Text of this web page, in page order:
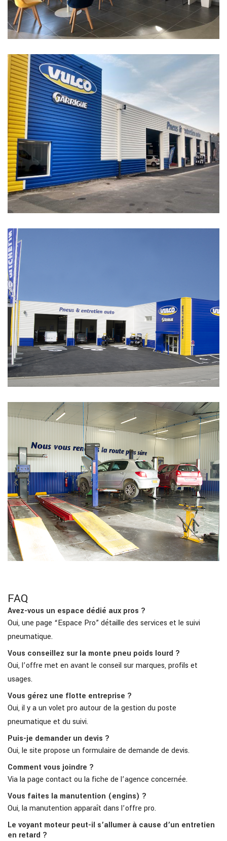
FAQ
Avez-vous un espace dédié aux pros ?
Oui, une page “Espace Pro” détaille des services et le suivi
pneumatique.
Vous conseillez sur la monte pneu poids lourd ?
Oui, l’offre met en avant le conseil sur marques, profils et
usages.
Vous gérez une flotte entreprise ?
Oui, il y a un volet pro autour de la gestion du poste
pneumatique et du suivi.
Puis-je demander un devis ?
Oui, le site propose un formulaire de demande de devis.
Comment vous joindre ?
Via la page contact ou la fiche de l’agence concernée.
Vous faites la manutention (engins) ?
Oui, la manutention apparaît dans l’offre pro.
Le voyant moteur peut-il s’allumer à cause d’un entretien
en retard ?